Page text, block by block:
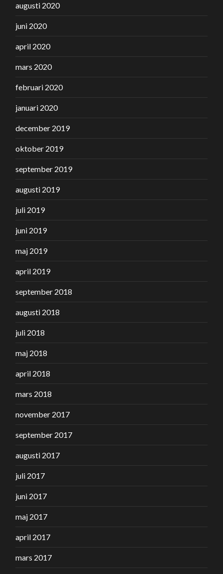
augusti 2020
juni 2020
april 2020
mars 2020
februari 2020
januari 2020
december 2019
oktober 2019
september 2019
augusti 2019
juli 2019
juni 2019
maj 2019
april 2019
september 2018
augusti 2018
juli 2018
maj 2018
april 2018
mars 2018
november 2017
september 2017
augusti 2017
juli 2017
juni 2017
maj 2017
april 2017
mars 2017